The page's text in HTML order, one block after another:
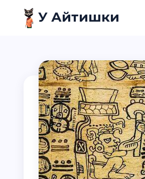
У Айтишки